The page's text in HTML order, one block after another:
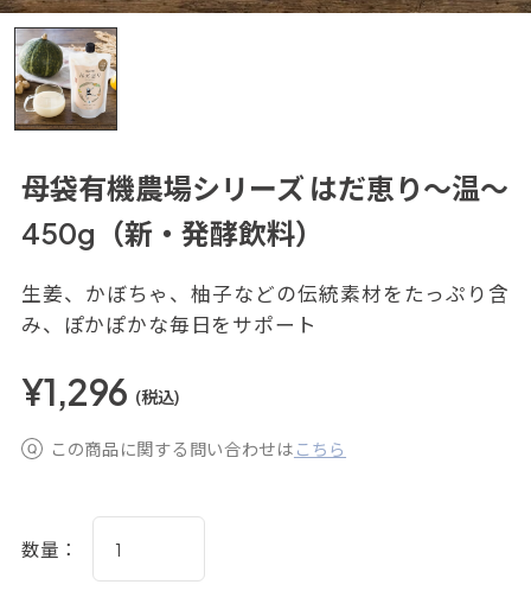
母袋有機農場シリーズ はだ恵り～温～
450g（新・発酵飲料）
生姜、かぼちゃ、柚子などの伝統素材をたっぷり含
み、ぽかぽかな毎日をサポート
¥1,296 (税込)
この商品に関する問い合わせは こちら
数量：